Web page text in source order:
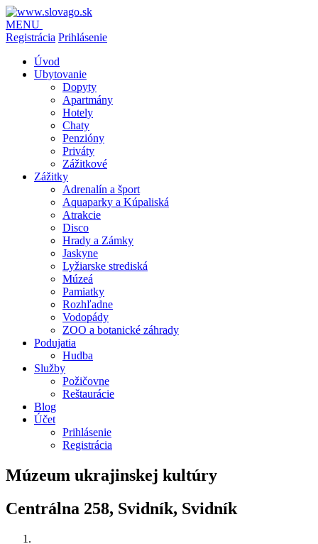
MENU
Registrácia Prihlásenie
Úvod
Ubytovanie
Dopyty
Apartmány
Hotely
Chaty
Penzióny
Priváty
Zážitkové
Zážitky
Adrenalín a šport
Aquaparky a Kúpaliská
Atrakcie
Disco
Hrady a Zámky
Jaskyne
Lyžiarske strediská
Múzeá
Pamiatky
Rozhľadne
Vodopády
ZOO a botanické záhrady
Podujatia
Hudba
Služby
Požičovne
Reštaurácie
Blog
Účet
Prihlásenie
Registrácia
Múzeum ukrajinskej kultúry
Centrálna 258, Svidník, Svidník